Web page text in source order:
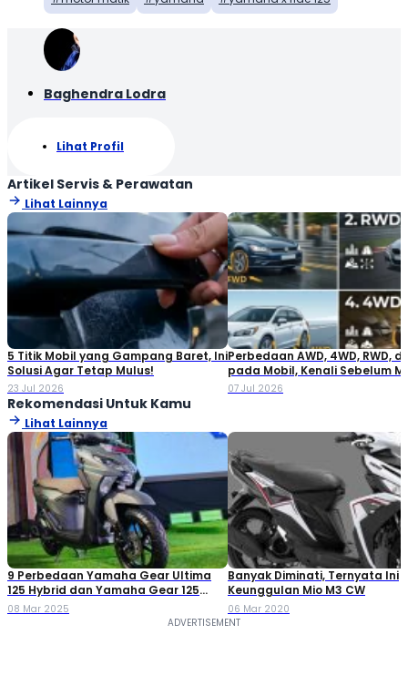
Baghendra Lodra
Lihat Profil
Artikel Servis & Perawatan
Lihat Lainnya
5 Titik Mobil yang Gampang Baret, Ini
Solusi Agar Tetap Mulus!
23 Jul 2026
Perbedaan AWD, 4WD, RWD,
pada Mobil, Kenali Sebelum
07 Jul 2026
Rekomendasi Untuk Kamu
Lihat Lainnya
9 Perbedaan Yamaha Gear Ultima
125 Hybrid dan Yamaha Gear 125
Biasa
08 Mar 2025
Banyak Diminati, Ternyata Ini
Keunggulan Mio M3 CW
06 Mar 2020